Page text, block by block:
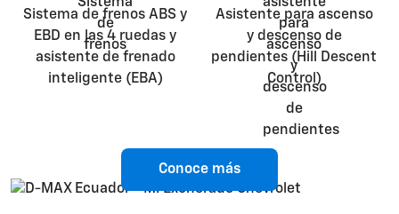
Sistema de frenos ABS y
EBD en las 4 ruedas y
asistente de frenado
inteligente (EBA)
Asistente para ascenso
y descenso de
pendientes (Hill Descent
Control)
Conoce más